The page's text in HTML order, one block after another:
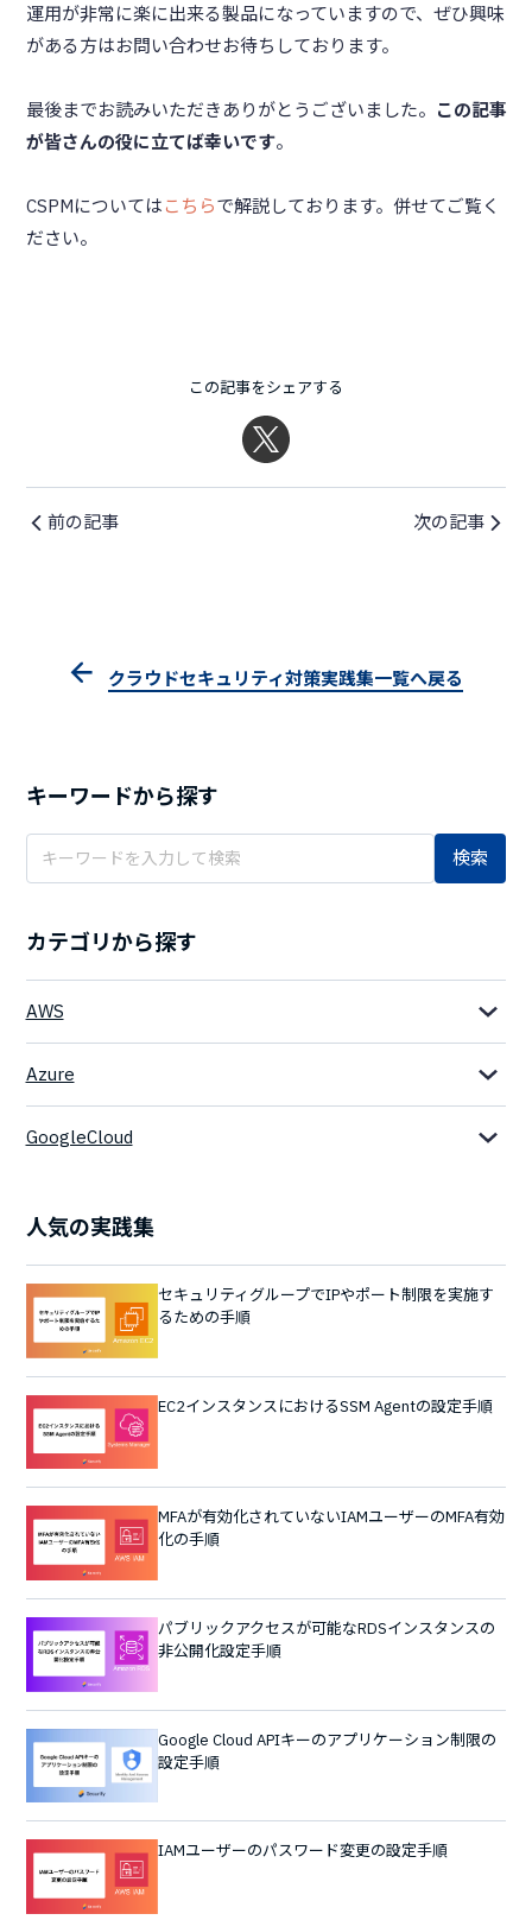
運用が非常に楽に出来る製品になっていますので、ぜひ興味
がある方はお問い合わせお待ちしております。
最後までお読みいただきありがとうございました。 この記事
が皆さんの役に立てば幸いです。
CSPMについては こちらで解説しております。併せてご覧く
ださい。
この記事をシェアする
前の記事 次の記事
クラウドセキュリティ対策実践集一覧へ戻る
キーワードから探す
検索
カテゴリから探す
AWS
Azure
GoogleCloud
人気の実践集
セキュリティグループでIPやポート制限を実施す
るための手順
EC2インスタンスにおけるSSM Agentの設定手順
MFAが有効化されていないIAMユーザーのMFA有効
化の手順
パブリックアクセスが可能なRDSインスタンスの
非公開化設定手順
Google Cloud APIキーのアプリケーション制限の
設定手順
IAMユーザーのパスワード変更の設定手順